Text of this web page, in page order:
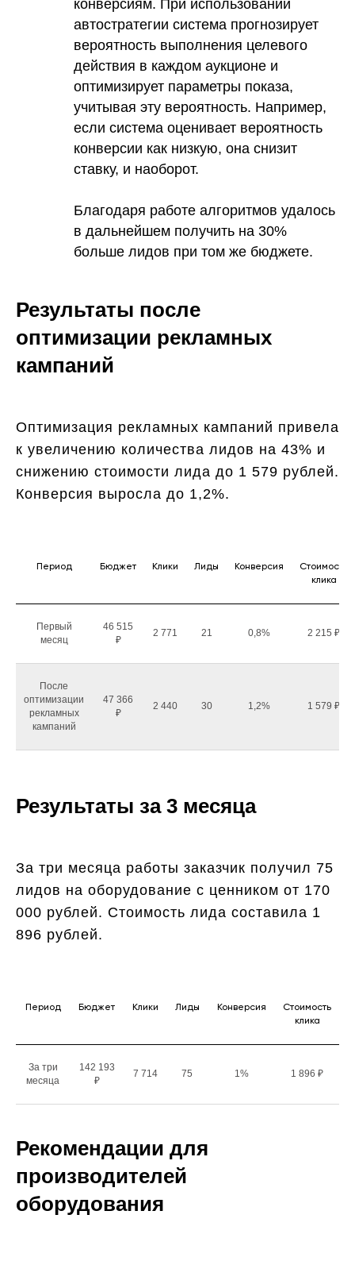
конверсиям. При использовании
автостратегии система прогнозирует
вероятность выполнения целевого
действия в каждом аукционе и
оптимизирует параметры показа,
учитывая эту вероятность. Например,
если система оценивает вероятность
конверсии как низкую, она снизит
ставку, и наоборот.
Благодаря работе алгоритмов удалось
в дальнейшем получить на 30%
больше лидов при том же бюджете.
Результаты после
оптимизации рекламных
кампаний
Оптимизация рекламных кампаний привела
к увеличению количества лидов на 43% и
снижению стоимости лида до 1 579 рублей.
Конверсия выросла до 1,2%.
Период Бюджет Клики Лиды Конверсия
Стоимость
клика
Первый
месяц
46 515
₽
2 771 21 0,8% 2 215 ₽
После
оптимизации
рекламных
кампаний
47 366
₽
2 440 30 1,2% 1 579 ₽
Результаты за 3 месяца
За три месяца работы заказчик получил 75
лидов на оборудование с ценником от 170
000 рублей. Стоимость лида составила 1
896 рублей.
Период Бюджет Клики Лиды Конверсия
Стоимость
клика
За три
месяца
142 193
₽
7 714 75 1% 1 896 ₽
Рекомендации для
производителей
оборудования